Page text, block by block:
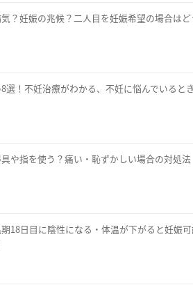
？妊娠の兆候？二人目を妊娠希望の場合はど
選！不妊治療がわかる、不妊に悩んでいると
や指を使う？痛い・恥ずかしい場合の対処法
期18日目に陰性になる・体温が下がると妊娠